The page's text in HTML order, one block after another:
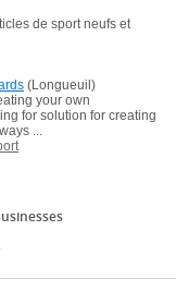
de sport neufs et
(Longueuil)
your own
for solution for creating
...